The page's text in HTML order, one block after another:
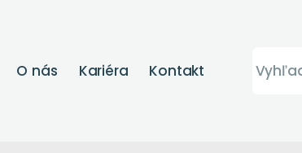
O nás Kariéra Kontakt